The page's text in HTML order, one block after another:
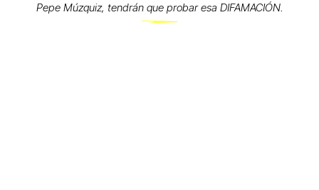
Pepe Múzquiz, tendrán que probar esa DIFAMACIÓN.